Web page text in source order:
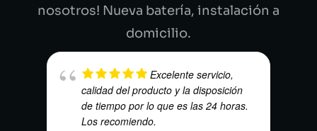
nosotros! Nueva batería, instalación a
domicilio.
Excelente servicio,
calidad del producto y la disposición
de tiempo por lo que es las 24 horas.
Los recomiendo.